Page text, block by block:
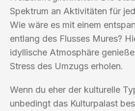
Spektrum an Aktivitäten für
Wie wäre es mit einem
entlang des Flusses Mures?
idyllische Atmosphäre
Stress des Umzugs erholen.
Wenn du eher der kulturelle
unbedingt das Kulturpalast